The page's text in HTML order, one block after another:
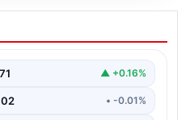
Fenerbahçe’nin
ilgi: Paulo Bracks
Fenerbahçe’nin orta saha
▲ +0.16%
• -0.01%